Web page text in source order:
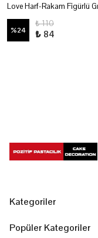
%24
₺ 110
₺ 84
Kategoriler
Popüler Kategoriler